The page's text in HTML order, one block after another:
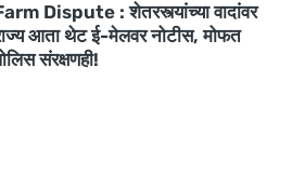
Dispute : शेतरस्त्यांच्या वादांवर
आता थेट ई-मेलवर नोटीस, मोफत
संरक्षणही!